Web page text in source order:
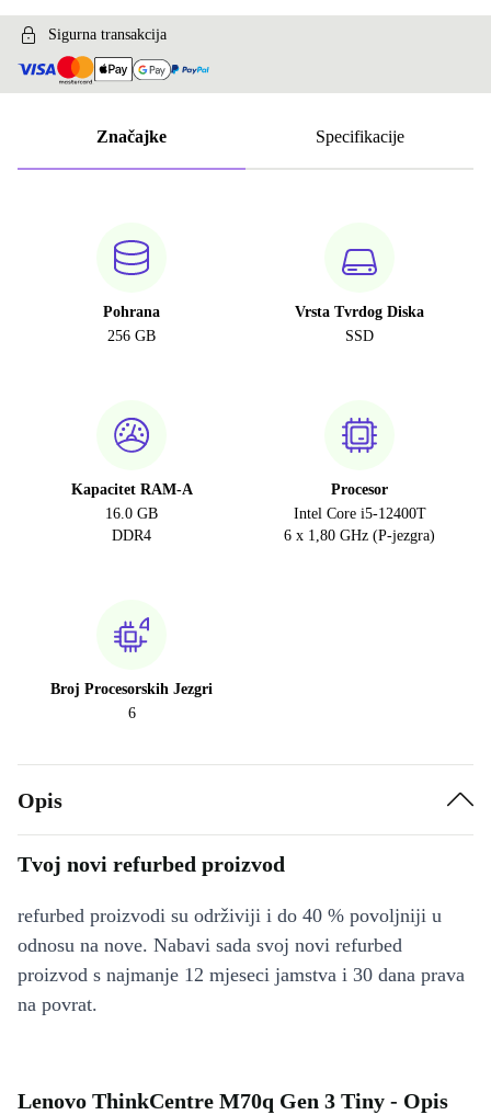
Sigurna transakcija
Značajke Specifikacije
Pohrana
256 GB
Vrsta Tvrdog Diska
SSD
Kapacitet RAM-A
16.0 GB
DDR4
Procesor
Intel Core i5-12400T
6 x 1,80 GHz (P-jezgra)
Broj Procesorskih Jezgri
6
Opis
Tvoj novi refurbed proizvod
refurbed proizvodi su održiviji i do 40 % povoljniji u
odnosu na nove. Nabavi sada svoj novi refurbed
proizvod s najmanje 12 mjeseci jamstva i 30 dana prava
na povrat.
Lenovo ThinkCentre M70q Gen 3 Tiny - Opis